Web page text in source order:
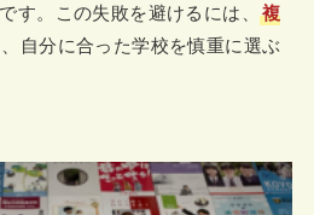
す。この失敗を避けるには、
複
自分に合った学校を慎重に選ぶ